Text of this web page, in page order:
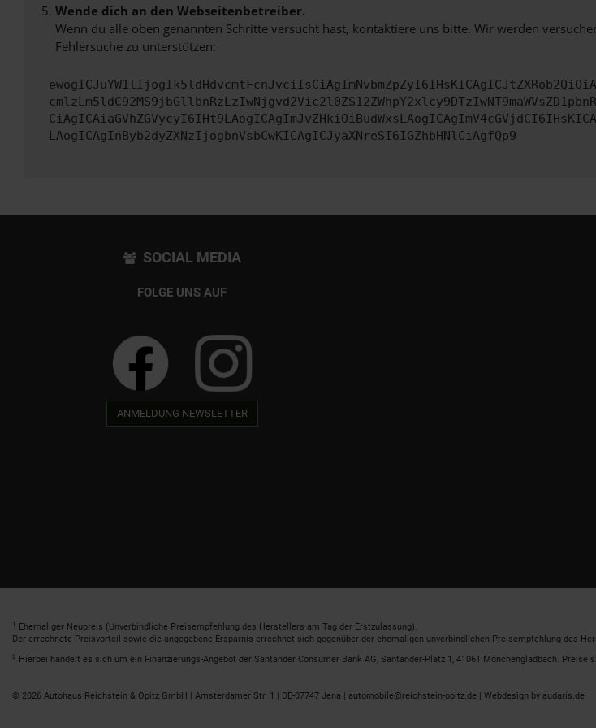
Wende dich an den Webseitenbetreiber.
Wenn du alle oben genannten Schritte versucht hast, kontaktiere uns bitte. Wir werden
Fehlersuche zu unterstützen:
LAogICAgInByb2dyZXNzIjogbnVsbCwKICAgICJyaXNreSI6IGZhbHNlCiAgfQp9
SOCIAL MEDIA
FOLGE UNS AUF
ANMELDUNG NEWSLETTER
1 Ehemaliger Neupreis (Unverbindliche Preisempfehlung des Herstellers am Tag der Erstzulassung).
Der errechnete Preisvorteil sowie die angegebene Ersparnis errechnet sich gegenüber der ehemaligen unverbindlichen Preisempfehlung des
2 Hierbei handelt es sich um ein Finanzierungs-Angebot der Santander Consumer Bank AG, Santander-Platz 1, 41061 Mönchengladbach.
© 2026 Autohaus Reichstein & Opitz GmbH | Amsterdamer Str. 1 | DE-07747 Jena | automobile@reichstein-opitz.de | Webdesign by audaris.de